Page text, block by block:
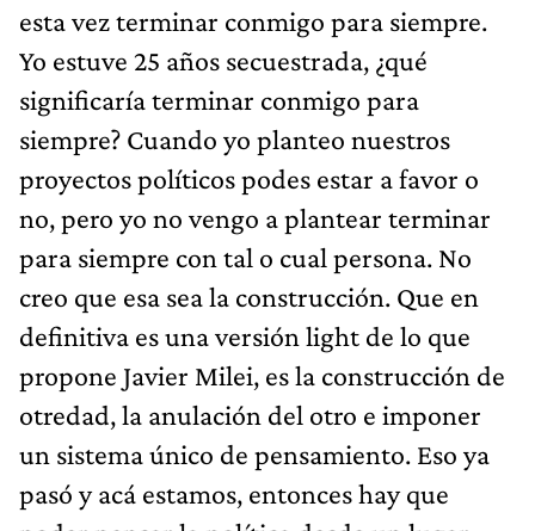
esta vez terminar conmigo para siempre.
Yo estuve 25 años secuestrada, ¿qué
significaría terminar conmigo para
siempre? Cuando yo planteo nuestros
proyectos políticos podes estar a favor o
no, pero yo no vengo a plantear terminar
para siempre con tal o cual persona. No
creo que esa sea la construcción. Que en
definitiva es una versión light de lo que
propone Javier Milei, es la construcción de
otredad, la anulación del otro e imponer
un sistema único de pensamiento. Eso ya
pasó y acá estamos, entonces hay que